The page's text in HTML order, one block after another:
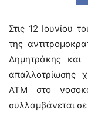
Στις 12 Ιουνίου
της
Δημητράκης
απαλλοτρίωσης
ΑΤΜ στο
συλλαμβάνεται σε